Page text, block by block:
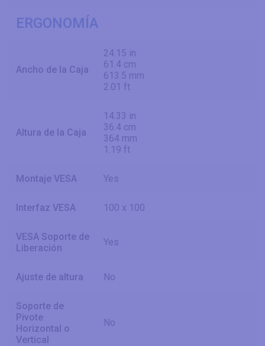
ERGONOMÍA
Ancho de la Caja
24.15 in
61.4 cm
613.5 mm
2.01 ft
Altura de la Caja
14.33 in
36.4 cm
364 mm
1.19 ft
Montaje VESA Yes
Interfaz VESA 100 x 100
VESA Soporte de
Liberación
Yes
Ajuste de altura No
Soporte de
Pivote
Horizontal o
Vertical
No